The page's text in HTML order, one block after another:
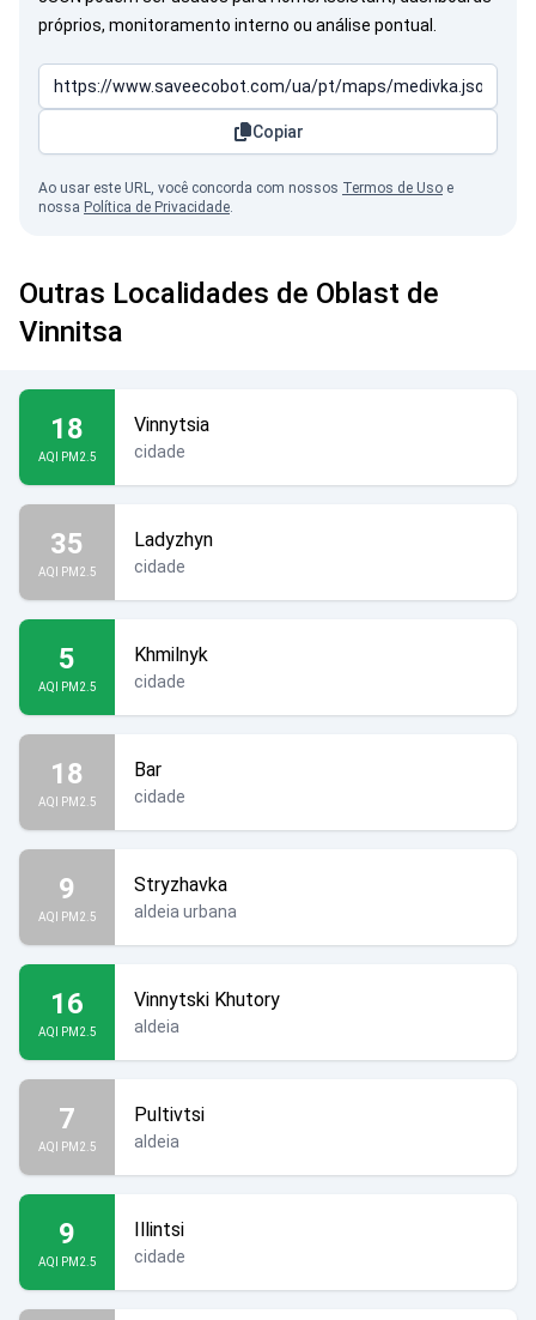
próprios, monitoramento interno ou análise pontual.
Copiar
Ao usar este URL, você concorda com nossos Termos de Uso e
nossa Política de Privacidade.
Outras Localidades de Oblast de
Vinnitsa
18
AQI PM2.5
Vinnytsia
cidade
35
AQI PM2.5
Ladyzhyn
cidade
5
AQI PM2.5
Khmilnyk
cidade
18
AQI PM2.5
Bar
cidade
9
AQI PM2.5
Stryzhavka
aldeia urbana
16
AQI PM2.5
Vinnytski Khutory
aldeia
7
AQI PM2.5
Pultivtsi
aldeia
9
AQI PM2.5
Illintsi
cidade